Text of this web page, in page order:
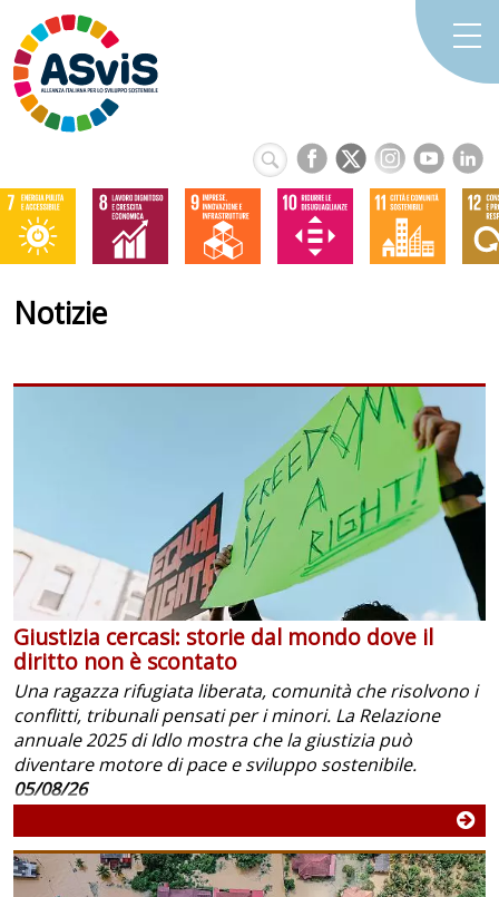
Notizie
Giustizia cercasi: storie dal mondo dove il
diritto non è scontato
Una ragazza rifugiata liberata, comunità che risolvono i
conflitti, tribunali pensati per i minori. La Relazione
annuale 2025 di Idlo mostra che la giustizia può
diventare motore di pace e sviluppo sostenibile.
05/08/26